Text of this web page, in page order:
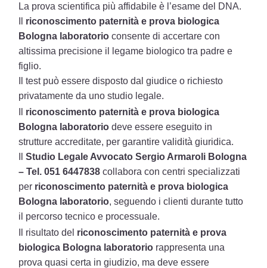
La prova scientifica più affidabile è l’esame del DNA.
riconoscimento paternità e prova biologica
Bologna laboratorio consente di accertare con
altissima precisione il legame biologico tra padre e
figlio.
Il test può essere disposto dal giudice o richiesto
privatamente da uno studio legale.
riconoscimento paternità e prova biologica
Bologna laboratorio deve essere eseguito in
strutture accreditate, per garantire validità giuridica.
IlStudio Legale Avvocato Sergio Armaroli Bologna
– Tel. 051 6447838 collabora con centri specializzati
per riconoscimento paternità e prova biologica
Bologna laboratorio, seguendo i clienti durante tutto
il percorso tecnico e processuale.
Il risultato del riconoscimento paternità e prova
biologica Bologna laboratorio rappresenta una
prova quasi certa in giudizio, ma deve essere